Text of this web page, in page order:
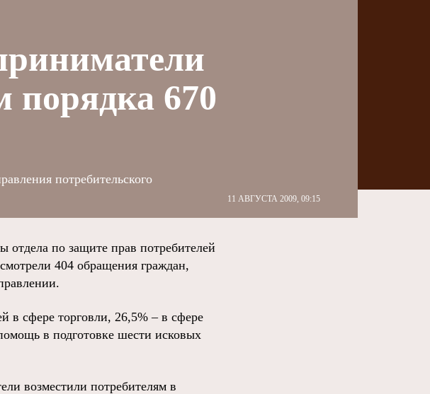
порядка 670
11 АВГУСТА 2009, 09:15
потребительского
по защите прав потребителей
404 обращения граждан,
в сфере торговли, 26,5% – в сфере
в подготовке шести исковых
возместили потребителям в